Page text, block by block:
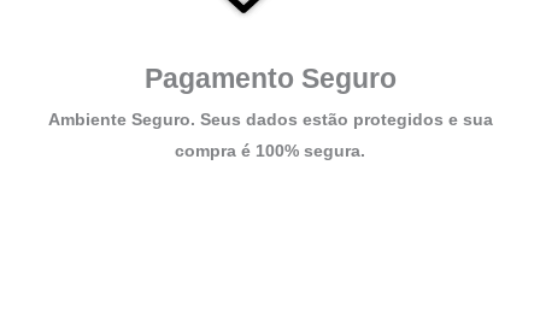
Pagamento Seguro
Ambiente Seguro. Seus dados estão protegidos e sua
compra é 100% segura.